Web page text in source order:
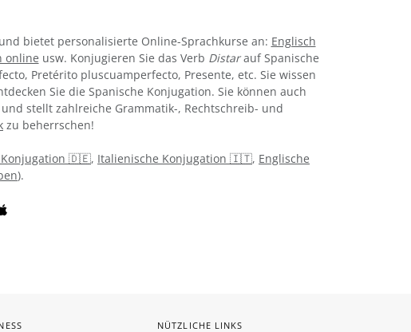
bietet personalisierte Online-Sprachkurse an: Englisch
online usw. Konjugieren Sie das Verb Distarauf Spanische
Pretérito pluscuamperfecto, Presente, etc. Sie wissen
Sie die Spanische Konjugation. Sie können auch
stellt zahlreiche Grammatik-, Rechtschreib- und
zu beherrschen!
Konjugation 🇩🇪, Italienische Konjugation 🇮🇹, Englische
).
NÜTZLICHE LINKS